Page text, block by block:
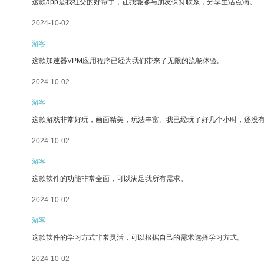
这款app是我社交的好帮手，让我能够与朋友保持联系，分享生活点滴。
2024-10-02
游客
这款加速器VPM应用程序已经为我们带来了无限的流畅体验。
2024-10-02
游客
这款游戏非常好玩，画面精美，玩法丰富。我已经玩了好几个小时，还没
2024-10-02
游客
这款软件的功能非常全面，可以满足我所有需求。
2024-10-02
游客
这款软件的学习方式非常灵活，可以根据自己的需求选择学习方式。
2024-10-02